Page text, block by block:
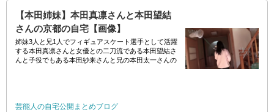
【本田姉妹】本田真凛さんと本田望結
さんの京都の自宅【画像】
姉妹3人と兄1人でフィギュアスケート選手として活躍
する本田真凛さんと女優との二刀流である本田望結さ
んと子役でもある本田紗来さんと兄の本田太一さんの
芸能人の自宅公開まとめブログ